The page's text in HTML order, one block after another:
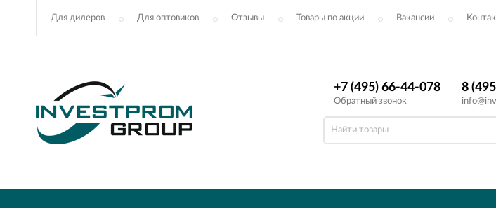
Для дилеров Для оптовиков Отзывы Товары по акции Вакансии
+7 (495) 66-44-078
Обратный звонок
8